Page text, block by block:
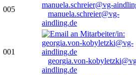
005
manuela.schreier@vg-
aindling.de
001
georgia.von-
aindling.de